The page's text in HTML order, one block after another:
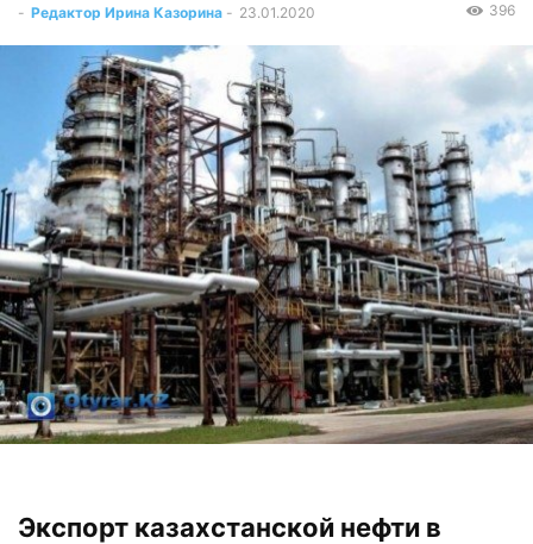
- Редактор Ирина Казорина - 23.01.2020 396
Экспорт казахстанской нефти в